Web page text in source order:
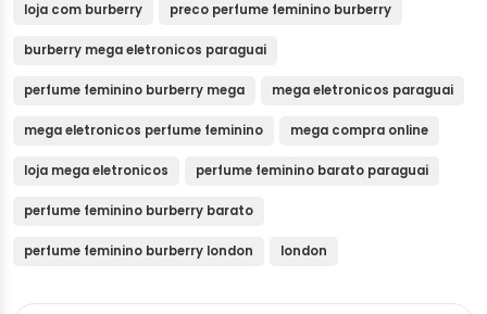
loja com burberry preco perfume feminino burberry
burberry mega eletronicos paraguai
perfume feminino burberry mega mega eletronicos paraguai
mega eletronicos perfume feminino mega compra online
loja mega eletronicos perfume feminino barato paraguai
perfume feminino burberry barato
perfume feminino burberry london london